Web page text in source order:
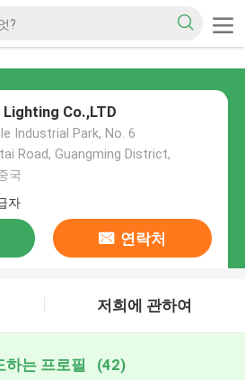
Co.,LTD
Industrial Park, No. 6
Road, Guangming District,
국
자
연락처
저희에 관하여
하는 프로필 (42)